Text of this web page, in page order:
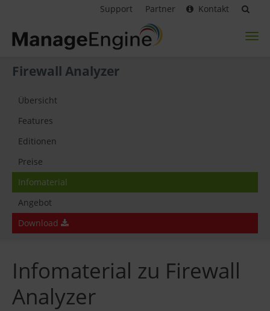
Support Partner Kontakt
Firewall Analyzer
Übersicht
Features
Editionen
Preise
Infomaterial
Angebot
Download
Infomaterial zu Firewall
Analyzer